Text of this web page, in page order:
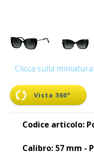
Clicca sulla
Vista 360°
Codice articolo:
Calibro: 57 mm -